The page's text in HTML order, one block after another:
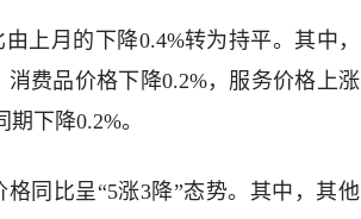
月的下降0.4%转为持平。其中，
费品价格下降0.2%，服务价格上涨
下降0.2%。
比呈“5涨3降”态势。其中，其他